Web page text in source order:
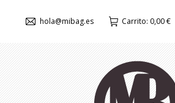
hola@mibag.es Carrito: 0,00€